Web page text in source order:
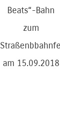
Beats“-Bahn
zum
am 15.09.2018